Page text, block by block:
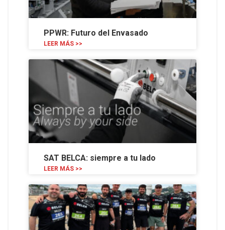
PPWR: Futuro del Envasado
LEER MÁS >>
SAT BELCA: siempre a tu lado
LEER MÁS >>